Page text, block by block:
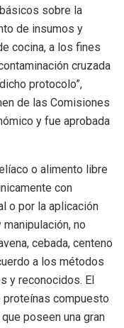
sobre la
de insumos y
cocina, a los fines
cruzada
protocolo”,
de las Comisiones
y fue aprobada
o alimento libre
con
o por la aplicación
no
cebada, centeno
a los métodos
y reconocidos. El
proteínas compuesto
poseen una gran